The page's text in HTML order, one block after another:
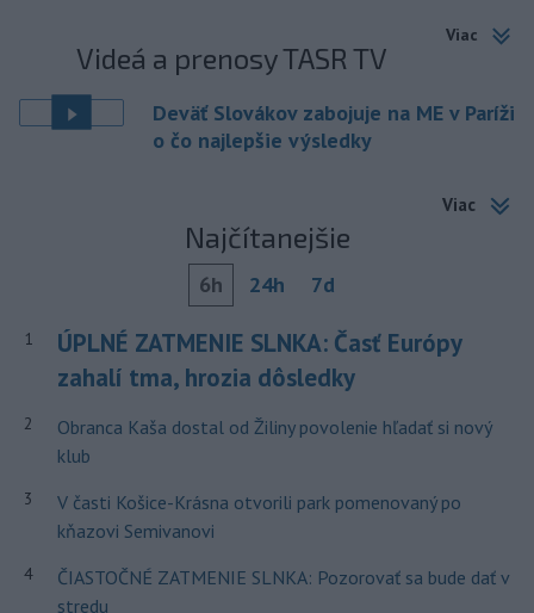
Viac
Videá a prenosy TASR TV
Deväť Slovákov zabojuje na ME v Paríži
o čo najlepšie výsledky
Viac
Najčítanejšie
6h 24h 7d
1
ÚPLNÉ ZATMENIE SLNKA: Časť Európy
zahalí tma, hrozia dôsledky
2
Obranca Kaša dostal od Žiliny povolenie hľadať si nový
klub
3
V časti Košice-Krásna otvorili park pomenovaný po
kňazovi Semivanovi
4
ČIASTOČNÉ ZATMENIE SLNKA: Pozorovať sa bude dať v
stredu